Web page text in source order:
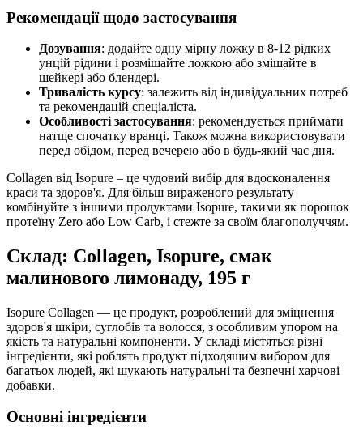
Рекомендації щодо застосування
Дозування: додайте одну мірну ложку в 8-12 рідких
унцій рідини і розмішайте ложкою або змішайте в
шейкері або блендері.
Тривалість курсу: залежить від індивідуальних потреб
та рекомендацій спеціаліста.
Особливості застосування: рекомендується приймати
натще спочатку вранці. Також можна використовувати
перед обідом, перед вечерею або в будь-який час дня.
Collagen від Isopure – це чудовий вибір для вдосконалення
краси та здоров'я. Для більш вираженого результату
комбінуйте з іншими продуктами Isopure, такими як порошок
протеїну Zero або Low Carb, і стежте за своїм благополуччям.
Склад: Collagen, Isopure, смак
малинового лимонаду, 195 г
Isopure Collagen — це продукт, розроблений для зміцнення
здоров'я шкіри, суглобів та волосся, з особливим упором на
якість та натуральні компоненти. У складі містяться різні
інгредієнти, які роблять продукт підходящим вибором для
багатьох людей, які шукають натуральні та безпечні харчові
добавки.
Основні інгредієнти